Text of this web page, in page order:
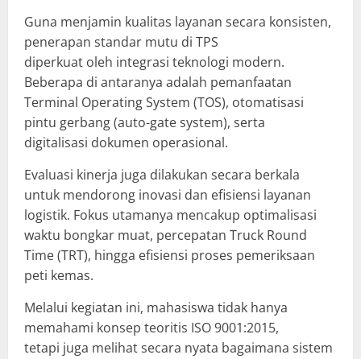
Guna menjamin kualitas layanan secara konsisten,
penerapan standar mutu di TPS
diperkuat oleh integrasi teknologi modern.
Beberapa di antaranya adalah pemanfaatan
Terminal Operating System (TOS), otomatisasi
pintu gerbang (auto-gate system), serta
digitalisasi dokumen operasional.
Evaluasi kinerja juga dilakukan secara berkala
untuk mendorong inovasi dan efisiensi layanan
logistik. Fokus utamanya mencakup optimalisasi
waktu bongkar muat, percepatan Truck Round
Time (TRT), hingga efisiensi proses pemeriksaan
peti kemas.
Melalui kegiatan ini, mahasiswa tidak hanya
memahami konsep teoritis ISO 9001:2015,
tetapi juga melihat secara nyata bagaimana sistem